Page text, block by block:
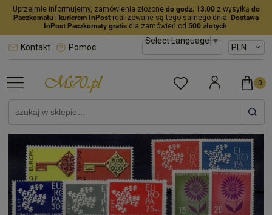
Uprzejmie informujemy, zamówienia złożone do godz. 13.00z wysyłką do
Paczkomatu i kurierem InPost realizowane są tego samego dnia. Dostawa
InPost Paczkomaty gratisdla zamówień od 500 złotych.
Select Language▼
Kontakt Pomoc